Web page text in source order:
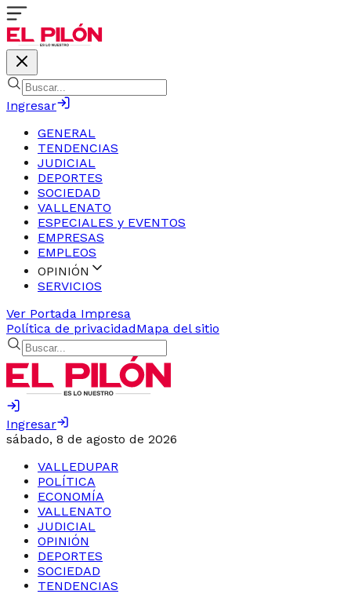
Ingresar
GENERAL
TENDENCIAS
JUDICIAL
DEPORTES
SOCIEDAD
VALLENATO
ESPECIALES y EVENTOS
EMPRESAS
EMPLEOS
OPINIÓN
SERVICIOS
Ver Portada Impresa
Política de privacidadMapa del sitio
Ingresar
sábado, 8 de agosto de 2026
VALLEDUPAR
POLÍTICA
ECONOMÍA
VALLENATO
JUDICIAL
OPINIÓN
DEPORTES
SOCIEDAD
TENDENCIAS